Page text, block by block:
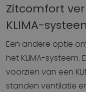
Zitcomfort
KLIMA-
Een andere optie
het KLIMA-systeem.
voorzien van een
standen ventilatie